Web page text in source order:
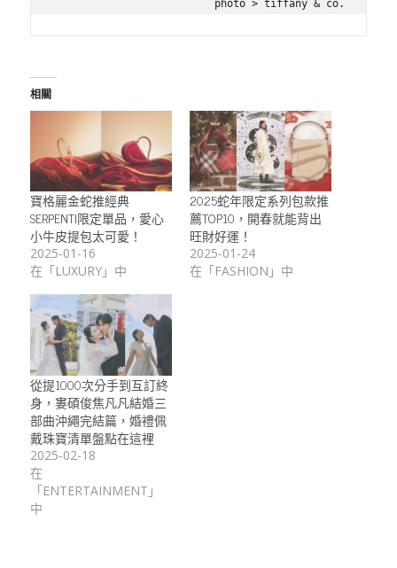
photo > tiffany & co.
相關
寶格麗金蛇推經典
SERPENTI限定單品，愛心
小牛皮提包太可愛！
2025-01-16
在「LUXURY」中
2025蛇年限定系列包款推
薦TOP10，開春就能背出
旺財好運！
2025-01-24
在「FASHION」中
從提1000次分手到互訂終
身，婁碩俊焦凡凡結婚三
部曲沖繩完結篇，婚禮佩
戴珠寶清單盤點在這裡
2025-02-18
在
「ENTERTAINMENT」
中